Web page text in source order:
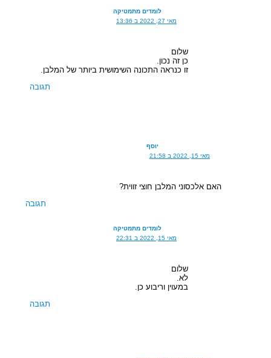
לומדים מתמטיקה
מאי 27, 2022 ב 13:36
שלום
כן זה נכון.
זו כנראה התכונה השימושית ביותר של המלבן.
תגובה
יוסף
מאי 15, 2022 ב 21:58
האם אלכסוני המלבן חוצי זווית?
תגובה
לומדים מתמטיקה
מאי 15, 2022 ב 22:31
שלום
לא.
במעוין וריבוע כן.
תגובה